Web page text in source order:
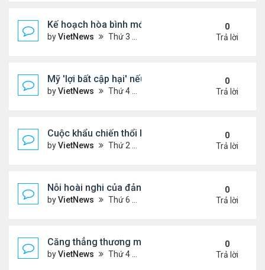
Kế hoạch hòa bình mới thử thách khả năng ứng
byVietNews Thứ 3 Tháng 11 25, 2025 6:48 pm
0
Trả lời
Mỹ 'lợi bất cập hại' nếu can thiệp quân sự vào
byVietNews Thứ 4 Tháng 11 19, 2025 4:49 pm
0
Trả lời
Cuộc khẩu chiến thổi bùng căng thẳng Trung -
byVietNews Thứ 2 Tháng 11 17, 2025 9:39 am
0
Trả lời
Nỗi hoài nghi của đảng Cộng hòa sau loạt thất
byVietNews Thứ 6 Tháng 11 07, 2025 4:39 pm
0
Trả lời
Căng thẳng thương mại sẽ đốt nóng cuộc gặp
byVietNews Thứ 4 Tháng 10 29, 2025 5:40 pm
0
Trả lời